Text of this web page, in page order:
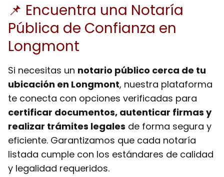
📌 Encuentra una Notaría
Pública de Confianza en
Longmont
Si necesitas un notario público cerca de tu
ubicación en Longmont, nuestra plataforma
te conecta con opciones verificadas para
certificar documentos, autenticar firmas y
realizar trámites legales de forma segura y
eficiente. Garantizamos que cada notaría
listada cumple con los estándares de calidad
y legalidad requeridos.